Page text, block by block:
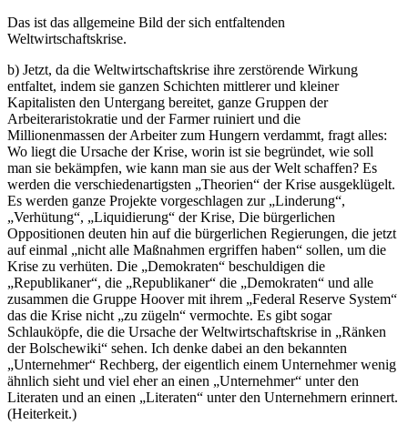
Das ist das allgemeine Bild der sich entfaltenden
Weltwirtschaftskrise.
b) Jetzt, da die Weltwirtschaftskrise ihre zerstörende Wirkung
entfaltet, indem sie ganzen Schichten mittlerer und kleiner
Kapitalisten den Untergang bereitet, ganze Gruppen der
Arbeiteraristokratie und der Farmer ruiniert und die
Millionenmassen der Arbeiter zum Hungern verdammt, fragt alles:
Wo liegt die Ursache der Krise, worin ist sie begründet, wie soll
man sie bekämpfen, wie kann man sie aus der Welt schaffen? Es
werden die verschiedenartigsten „Theorien“ der Krise ausgeklügelt.
Es werden ganze Projekte vorgeschlagen zur „Linderung“,
„Verhütung“, „Liquidierung“ der Krise, Die bürgerlichen
Oppositionen deuten hin auf die bürgerlichen Regierungen, die jetzt
auf einmal „nicht alle Maßnahmen ergriffen haben“ sollen, um die
Krise zu verhüten. Die „Demokraten“ beschuldigen die
„Republikaner“, die „Republikaner“ die „Demokraten“ und alle
zusammen die Gruppe Hoover mit ihrem „Federal Reserve System“
das die Krise nicht „zu zügeln“ vermochte. Es gibt sogar
Schlauköpfe, die die Ursache der Weltwirtschaftskrise in „Ränken
der Bolschewiki“ sehen. Ich denke dabei an den bekannten
„Unternehmer“ Rechberg, der eigentlich einem Unternehmer wenig
ähnlich sieht und viel eher an einen „Unternehmer“ unter den
Literaten und an einen „Literaten“ unter den Unternehmern erinnert.
(Heiterkeit.)